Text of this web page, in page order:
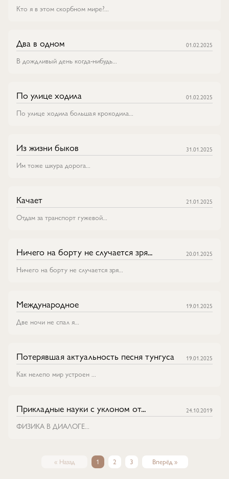
Кто я в этом скорбном мире?...
Два в одном 01.02.2025
В дождливый день когда-нибудь...
По улице ходила 01.02.2025
По улице ходила большая крокодила...
Из жизни быков 31.01.2025
Им тоже шкура дорога...
Качает 21.01.2025
Отдам за транспорт гужевой...
Ничего на борту не случается зря... 20.01.2025
Ничего на борту не случается зря...
Международное 19.01.2025
Две ночи не спал я...
Потерявшая актуальность песня тунгуса 19.01.2025
Как нелепо мир устроен ...
Прикладные науки с уклоном от... 24.10.2019
ФИЗИКА В ДИАЛОГЕ...
« Назад 1 2 3 Вперёд »